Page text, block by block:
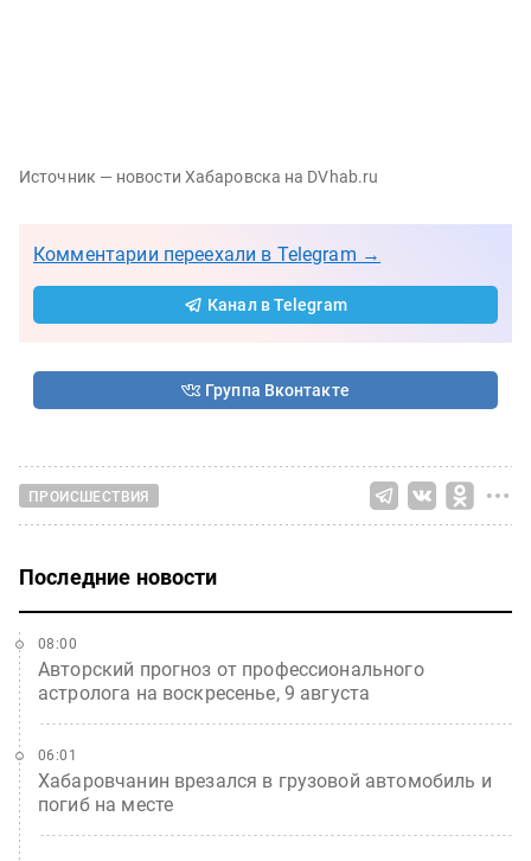
Источник — новости Хабаровска на DVhab.ru
Комментарии переехали в Telegram →
Канал в Telegram
Группа Вконтакте
ПРОИСШЕСТВИЯ
Последние новости
Авторский прогноз от профессионального
астролога на воскресенье, 9 августа
08:00
Хабаровчанин врезался в грузовой автомобиль и
погиб на месте
06:01